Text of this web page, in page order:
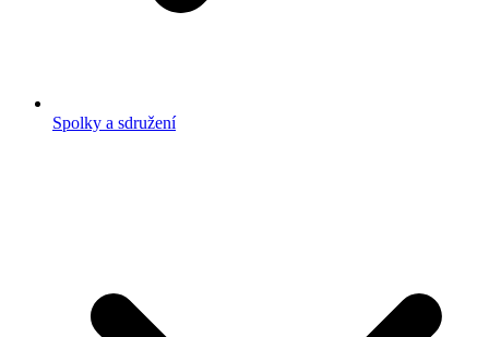
Spolky a sdružení